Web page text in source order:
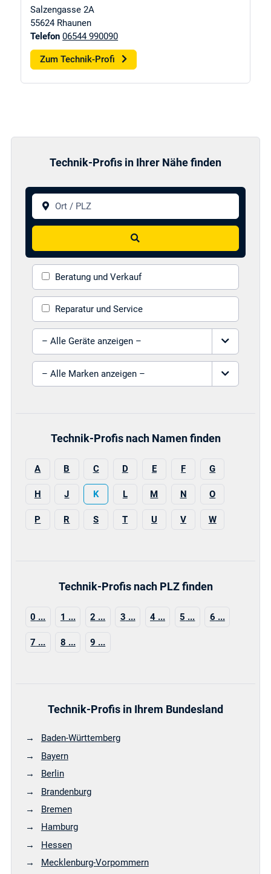
Salzengasse 2A
55624 Rhaunen
Telefon 06544 990090
Zum Technik-Profi
Technik-Profis in Ihrer Nähe finden
Ort / PLZ
Suchen
Beratung und Verkauf
Reparatur und Service
Gerät auswählen
Marke auswählen
Technik-Profis nach Namen finden
A B C D E F G
H J K L M N O
P R S T U V W
Technik-Profis nach PLZ finden
0 1 2 3 4 5 6
7 8 9
Technik-Profis in Ihrem Bundesland
Baden-Württemberg
Bayern
Berlin
Brandenburg
Bremen
Hamburg
Hessen
Mecklenburg-Vorpommern